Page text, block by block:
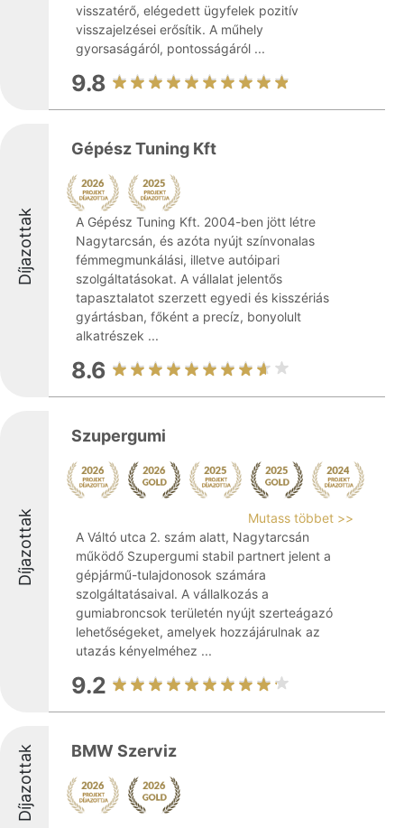
visszatérő, elégedett ügyfelek pozitív
visszajelzései erősítik. A műhely
gyorsaságáról, pontosságáról ...
9.8
Díjazottak
Gépész Tuning Kft
A Gépész Tuning Kft. 2004-ben jött létre
Nagytarcsán, és azóta nyújt színvonalas
fémmegmunkálási, illetve autóipari
szolgáltatásokat. A vállalat jelentős
tapasztalatot szerzett egyedi és kisszériás
gyártásban, főként a precíz, bonyolult
alkatrészek ...
8.6
Díjazottak
Szupergumi
Mutass többet >>
A Váltó utca 2. szám alatt, Nagytarcsán
működő Szupergumi stabil partnert jelent a
gépjármű-tulajdonosok számára
szolgáltatásaival. A vállalkozás a
gumiabroncsok területén nyújt szerteágazó
lehetőségeket, amelyek hozzájárulnak az
utazás kényelméhez ...
9.2
Díjazottak BMW Szerviz